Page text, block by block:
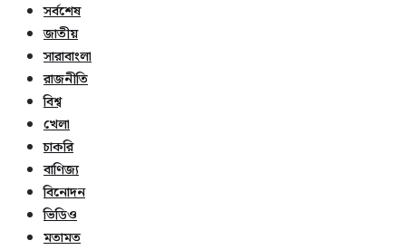
সর্বশেষ
জাতীয়
সারাবাংলা
রাজনীতি
বিশ্ব
খেলা
চাকরি
বাণিজ্য
বিনোদন
ভিডিও
মতামত